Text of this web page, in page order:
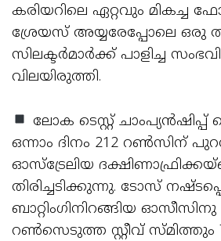
കരിയറിലെ ഏറ്റവും മികച്ച
ശ്രേയസ് അയ്യരേപ്പോലെ ഒരു
സിലക്ടര്‍മാര്‍ക്ക് പാളിച്ച
വിലയിരുത്തി.
ലോക ടെസ്റ്റ്
ഒന്നാം ദിനം 212 റണ്‍സിന്
ഓസ്‌ട്രേലിയ
തിരിച്ചടിക്കുന്നു. ടോസ്
ബാറ്റിംഗിനിറങ്ങിയ ഓസീസിനു
റണ്‍സെടുത്ത സ്റ്റീവ്